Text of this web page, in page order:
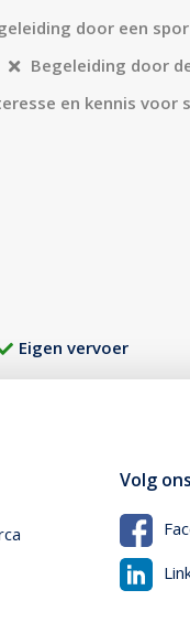
door een
Begeleiding door
en kennis voor
Eigen vervoer
Volg ons